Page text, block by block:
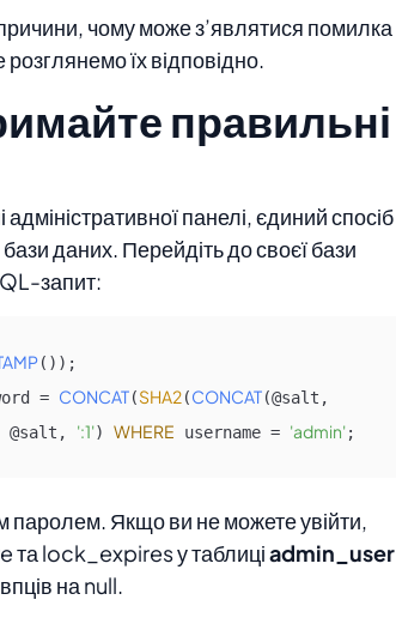
чому може з’являтися помилка
їх відповідно.
правильні
панелі, єдиний спосіб
даних. Перейдіть до своєї бази
запит:
= CONCAT(SHA2(CONCAT
@salt, ':1') WHERE username = 'admin';
паролем. Якщо ви не можете увійти,
таlock_expiresу таблиціadmin_user
на null.